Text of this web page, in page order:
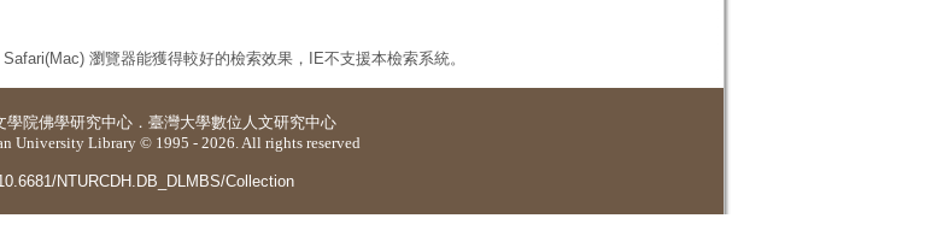
瀏覽器能獲得較好的檢索效果，IE不支援本檢索系統。
學院佛學研究中心 ． 臺灣大學數位人文研究中心
University Library © 1995 - 2026. All rights reserved
NTURCDH.DB_DLMBS/Collection